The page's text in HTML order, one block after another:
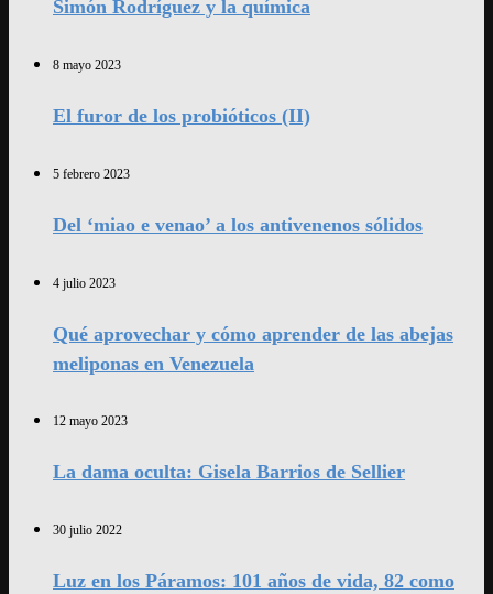
Simón Rodríguez y la química
8 mayo 2023
El furor de los probióticos (II)
5 febrero 2023
Del ‘miao e venao’ a los antivenenos sólidos
4 julio 2023
Qué aprovechar y cómo aprender de las abejas
meliponas en Venezuela
12 mayo 2023
La dama oculta: Gisela Barrios de Sellier
30 julio 2022
Luz en los Páramos: 101 años de vida, 82 como